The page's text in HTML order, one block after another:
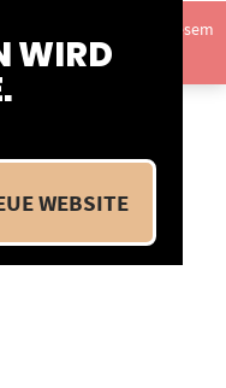
WIRD
WEBSITE
im Betriebsurlaub. In diesem
statt.Ausblenden